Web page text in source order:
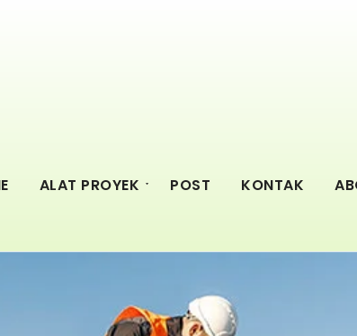
ALAT PROYEK POST KONTAK